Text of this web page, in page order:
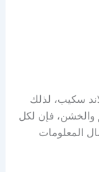
سكيب، لذلك
والخشن، فإن لكل
المعلومات